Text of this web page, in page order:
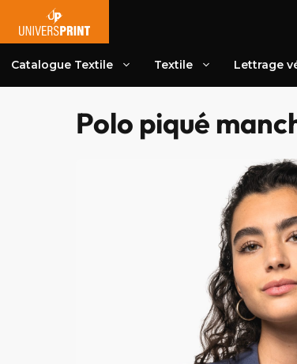
contenu
Catalogue Textile Textile Lettrage
Polo piqué